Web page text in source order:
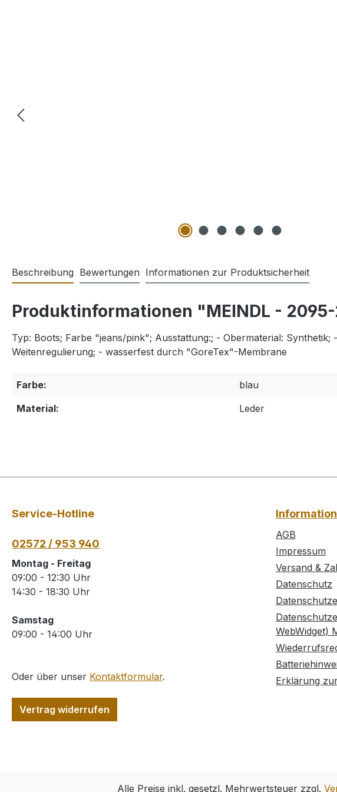
Beschreibung Bewertungen Informationen zur Produktsicherheit
Produktinformationen "MEINDL -
Typ: Boots; Farbe "jeans/pink"; Ausstattung:; - Obermaterial:
Weitenregulierung; - wasserfest durch "GoreTex"-Membrane
Farbe:
blau
Material:
Leder
Service-Hotline
02572 / 953 940
Montag - Freitag
09:00 - 12:30 Uhr
14:30 - 18:30 Uhr
Samstag
09:00 - 14:00 Uhr
Oder über unser Kontaktformular.
Vertrag widerrufen
AGB
Impressum
Versand &
Datenschutz
WebWidget)
Erklärung
Alle Preise inkl. gesetzl. Mehrwertsteuer zzgl.